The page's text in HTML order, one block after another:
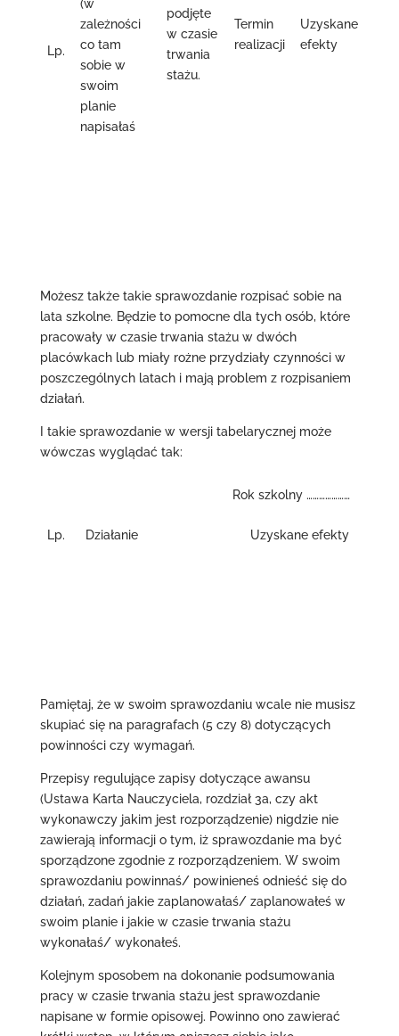
Lp.
(w
zależności
co tam
sobie w
swoim
planie
napisałaś
podjęte
w czasie
trwania
stażu.
Termin
realizacji
Uzyskane
efekty
Możesz także takie sprawozdanie rozpisać sobie na
lata szkolne. Będzie to pomocne dla tych osób, które
pracowały w czasie trwania stażu w dwóch
placówkach lub miały rożne przydziały czynności w
poszczególnych latach i mają problem z rozpisaniem
działań.
I takie sprawozdanie w wersji tabelarycznej może
wówczas wyglądać tak:
Rok szkolny …………………
Lp. Działanie Uzyskane efekty
Pamiętaj, że w swoim sprawozdaniu wcale nie musisz
skupiać się na paragrafach (5 czy 8) dotyczących
powinności czy wymagań.
Przepisy regulujące zapisy dotyczące awansu
(Ustawa Karta Nauczyciela, rozdział 3a, czy akt
wykonawczy jakim jest rozporządzenie) nigdzie nie
zawierają informacji o tym, iż sprawozdanie ma być
sporządzone zgodnie z rozporządzeniem. W swoim
sprawozdaniu powinnaś/ powinieneś odnieść się do
działań, zadań jakie zaplanowałaś/ zaplanowałeś w
swoim planie i jakie w czasie trwania stażu
wykonałaś/ wykonałeś.
Kolejnym sposobem na dokonanie podsumowania
pracy w czasie trwania stażu jest sprawozdanie
napisane w formie opisowej. Powinno ono zawierać